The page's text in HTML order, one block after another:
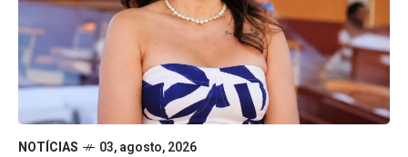
NOTÍCIAS 03, agosto, 2026